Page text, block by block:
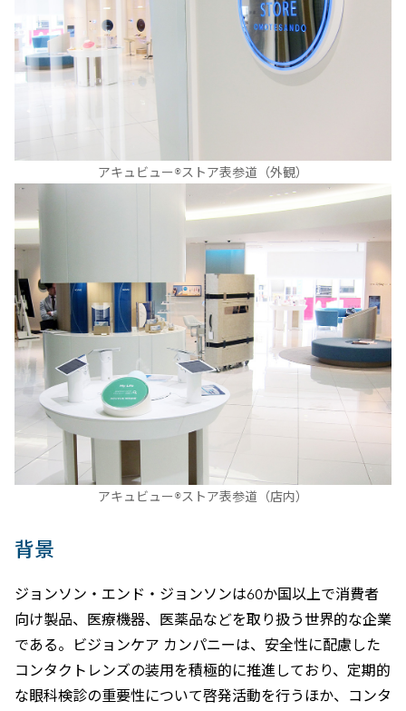
アキュビュー®ストア表参道（外観）
アキュビュー®ストア表参道（店内）
背景
ジョンソン・エンド・ジョンソンは60か国以上で消費者
向け製品、医療機器、医薬品などを取り扱う世界的な企業
である。ビジョンケア カンパニーは、安全性に配慮した
コンタクトレンズの装用を積極的に推進しており、定期的
な眼科検診の重要性について啓発活動を行うほか、コンタ